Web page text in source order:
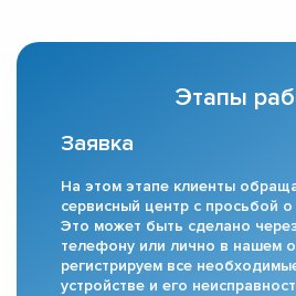
Этапы
Заявка
На этом этапе клиенты
сервисный центр с просьбой
Это может быть сделано
телефону или лично в нашем
регистрируем все
устройстве и его